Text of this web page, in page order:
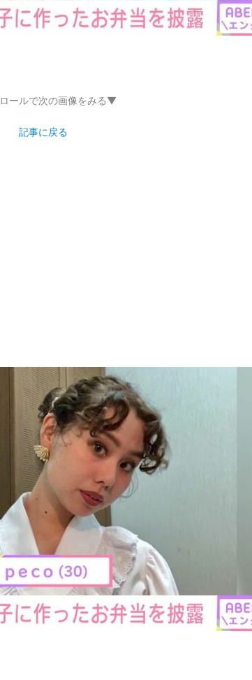
ールで次の画像をみる▼
記事に戻る